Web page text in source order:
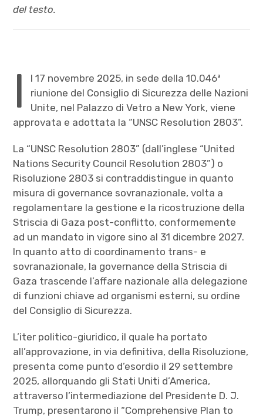
del testo.
I
l 17 novembre 2025, in sede della 10.046ª
riunione del Consiglio di Sicurezza delle Nazioni
Unite, nel Palazzo di Vetro a New York, viene
approvata e adottata la “UNSC Resolution 2803”.
La “UNSC Resolution 2803” (dall’inglese “United
Nations Security Council Resolution 2803”) o
Risoluzione 2803 si contraddistingue in quanto
misura di governance sovranazionale, volta a
regolamentare la gestione e la ricostruzione della
Striscia di Gaza post-conflitto, conformemente
ad un mandato in vigore sino al 31 dicembre 2027.
In quanto atto di coordinamento trans- e
sovranazionale, la governance della Striscia di
Gaza trascende l’affare nazionale alla delegazione
di funzioni chiave ad organismi esterni, su ordine
del Consiglio di Sicurezza.
L’iter politico-giuridico, il quale ha portato
all’approvazione, in via definitiva, della Risoluzione,
presenta come punto d’esordio il 29 settembre
2025, allorquando gli Stati Uniti d’America,
attraverso l’intermediazione del Presidente D. J.
Trump, presentarono il “Comprehensive Plan to